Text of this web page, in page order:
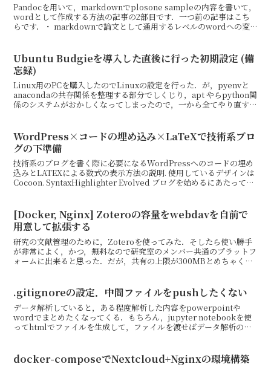
Pandocを用いて，markdownでplosone sampleの内容を書いて，
wordとして作成する方法の記事の2部目です．一つ前の記事はこち
らです．・ markdownで論文として通用するレベルのwordへの変
Ubuntu Budgieを導入した直後に行った初期設定 (備
忘録)
Linux用のPCを購入したのでLinuxの設定を行った．が，pyenvと
anacondaの共存関係を整理する部分でしくじり，apt やらpython関
係のシステムがおかしくなってしまったので，一から全てやり直すこ
WordPress×コードの埋め込み×LaTeXで技術系ブロ
グの下準備
技術系のブログを書く際に必要になるWordPressへのコードの埋め
込みとLATEXによる数式の表示方法の説明. 使用しているデザインは
Cocoon. SyntaxHighlighter Evolved ブログを始めるにあたってコ
[Docker, Nginx] Zoteroの容量をwebdavを自前で
用意して拡張する
研究の文献管理のために，Zoteroを使ってみた．そしたら使い勝手
が非常によく，かつ，無料なので研究室のメンバー共通のプラットフ
ォームに出来ると思った．だが，共有の上限が300MBとめちゃくち
.gitignoreの設定．中間ファイルをpushしたくない
データ解析していると，ある程度解析した内容をpowerpointや
wordでまとめたくなってくる．もちろん，jupyter notebookを使
ってhtmlでファイルを生成して，ファイルを渡せばデータ解析の結
docker-composeでNextcloud+Nginxの環境構築